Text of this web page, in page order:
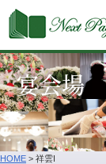
宴会場
HOME > 祥雲I